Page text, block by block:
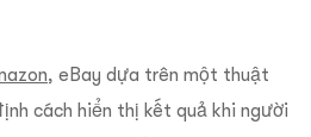
, eBay dựa trên một thuật
cách hiển thị kết quả khi người